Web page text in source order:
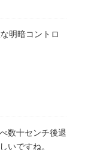
明暗コントロ
数十センチ後退
いですね。